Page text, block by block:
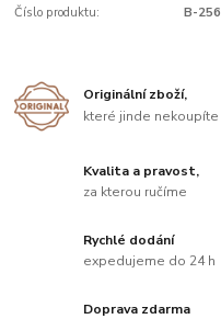
Číslo produktu: B-256
Originální zboží,
které jinde nekoupíte
Kvalita a pravost,
za kterou ručíme
Rychlé dodání
expedujeme do 24 h
Doprava zdarma